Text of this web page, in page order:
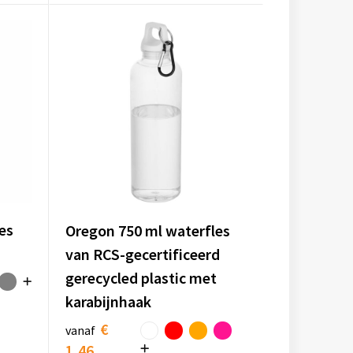
Oregon 750 ml waterfles
van RCS-gecertificeerd
gerecycled plastic met
karabijnhaak
vanaf €